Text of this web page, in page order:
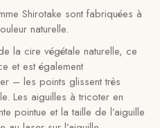
Shirotake sont fabriquées à
naturelle.
la cire végétale naturelle, ce
et est également
– les points glissent très
Les aiguilles à tricoter en
pointue et la taille de l’aiguille